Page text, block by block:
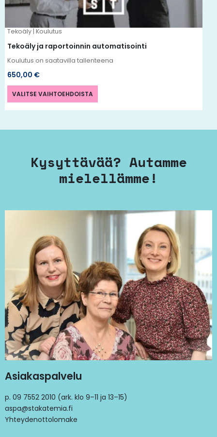
Tekoäly | Koulutus
Tekoäly ja raportoinnin automatisointi
Koulutus on saatavilla tallenteena
650,00 €
VALITSE VAIHTOEHDOISTA
valinnat
tuotteen
Kysyttävää? Autamme
mielellämme!
Asiakaspalvelu
p. 09 7552 2010 (ark. klo 9–11 ja 13–15)
aspa@stakatemia.fi
Yhteydenottolomake